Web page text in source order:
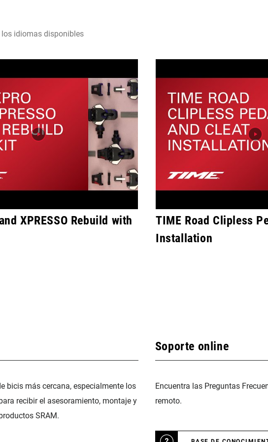
idiomas disponibles
XPRESSO Rebuild with
TIME Road Clipless
Installation
bicis más cercana, especialmente los
recibir el asesoramiento, montaje y
SRAM.
Soporte online
Encuentra las Preguntas
remoto.